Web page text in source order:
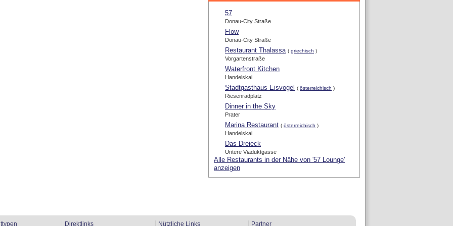
57
Donau-City Straße
Flow
Donau-City Straße
Restaurant Thalassa ( griechisch )
Vorgartenstraße
Waterfront Kitchen
Handelskai
Stadtgasthaus Eisvogel ( österreichisch )
Riesenradplatz
Dinner in the Sky
Prater
Marina Restaurant ( österreichisch )
Handelskai
Das Dreieck
Untere Viaduktgasse
Alle Restaurants in der Nähe von '57 Lounge'
anzeigen
Direktlinks Nützliche Links Partner